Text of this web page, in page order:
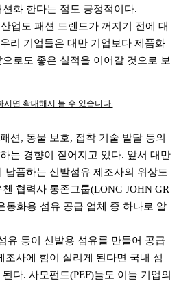
화 한다는 점도 긍정적이다.
업도 패션 트렌드가 꺼지기 전에 대
리 기업들은 대만 기업보다 제품화
로도 좋은 실적을 이어갈 것으로 보
시면 확대해서 볼 수 있습니다.
션, 동물 보호, 접착 기술 발달 등의
는 경향이 짙어지고 있다. 앞서 대만
납품하는 신발섬유 제조사의 위상도
협력사 롱존그룹(LONG JOHN GR
동화용 섬유 공급 업체 중 하나로 알
유 등이 신발용 섬유를 만들어 공급
조사에 힘이 실리게 된다면 국내 섬
다. 사모펀드(PEF)들도 이들 기업의